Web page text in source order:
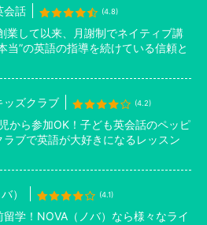
会話 (4.8)
業して以来、月謝制でネイティブ講
当”の英語の指導を続けている信頼と
ッズクラブ (4.2)
から参加OK！子ども英会話のペッピ
ラブで英語が大好きになるレッスン
） (4.1)
留学！NOVA（ノバ）なら様々なライ